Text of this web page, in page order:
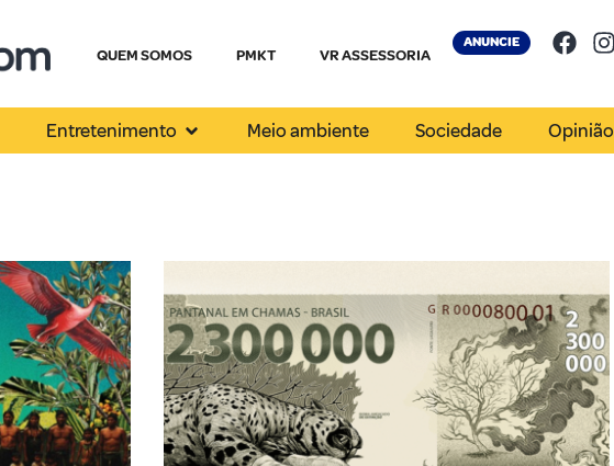
QUEM SOMOS PMKT VR ASSESSORIA
ANUNCIE
Entretenimento Meio ambiente Sociedade Opinião